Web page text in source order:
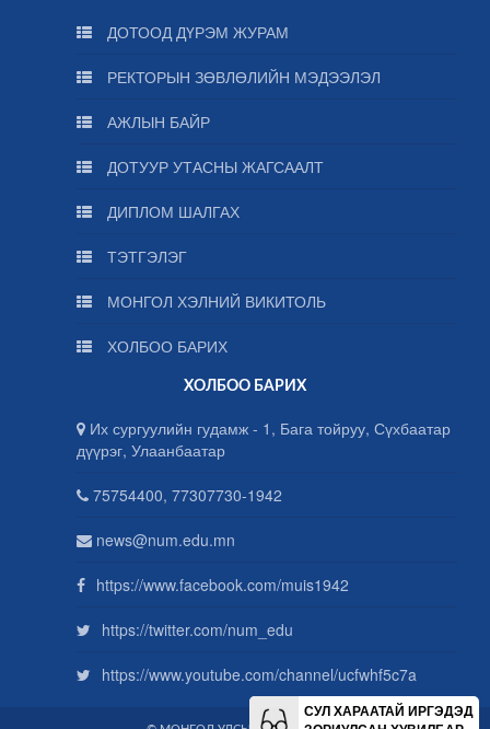
ДОТООД ДҮРЭМ ЖУРАМ
РЕКТОРЫН ЗӨВЛӨЛИЙН МЭДЭЭЛЭЛ
АЖЛЫН БАЙР
ДОТУУР УТАСНЫ ЖАГСААЛТ
ДИПЛОМ ШАЛГАХ
ТЭТГЭЛЭГ
МОНГОЛ ХЭЛНИЙ ВИКИТОЛЬ
ХОЛБОО БАРИХ
ХОЛБОО БАРИХ
Их сургуулийн гудамж - 1, Бага тойруу, Сүхбаатар
дүүрэг, Улаанбаатар
75754400, 77307730-1942
news@num.edu.mn
https://www.facebook.com/muis1942
https://twitter.com/num_edu
https://www.youtube.com/channel/ucfwhf5c7a
СУЛ ХАРААТАЙ ИРГЭДЭД